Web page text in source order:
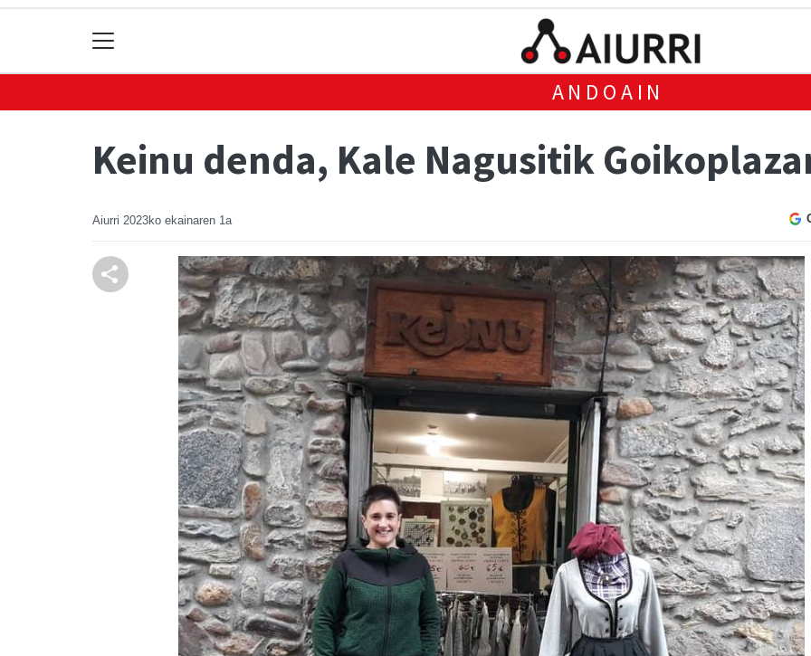
ANDOAIN
Keinu denda, Kale Nagusitik
Aiurri 2023ko ekainaren 1a